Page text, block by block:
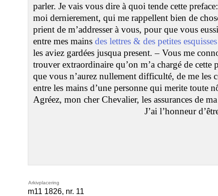
parler. Je vais vous dire à quoi tende cette
moi dernierement, qui me rappellent bien de
prient de m’addresser à vous, pour que vous
entre mes mains des lettres & des petites
les aviez gardées jusqua present. – Vous me
trouver extraordinaire qu’on m’a chargé de
que vous n’aurez nullement difficulté, de me les
entre les mains d’une personne qui merite toute
Agréez, mon cher Chevalier, les assurances de
J’ai l’honneur
Arkivplacering
m11 1826, nr. 11